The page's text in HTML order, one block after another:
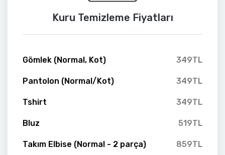
Kuru Temizleme Fiyatları
Gömlek (Normal, Kot) 349TL
Pantolon (Normal/Kot) 349TL
Tshirt 349TL
Bluz 519TL
Takım Elbise (Normal - 2 parça) 859TL